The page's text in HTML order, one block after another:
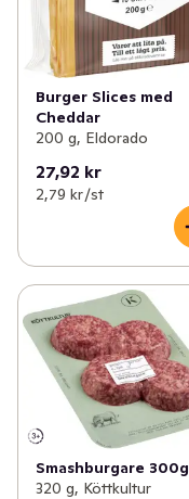
Burger Slices med
Cheddar
200 g, Eldorado
27,92 kr
2,79 kr /st
Smashburgare 300g
320 g, Köttkultur